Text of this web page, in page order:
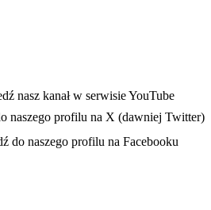
się w nowej karcie
nasz kanał w serwisie YouTube
karcie
naszego profilu na X (dawniej Twitter)
się w nowej karcie
do naszego profilu na Facebooku